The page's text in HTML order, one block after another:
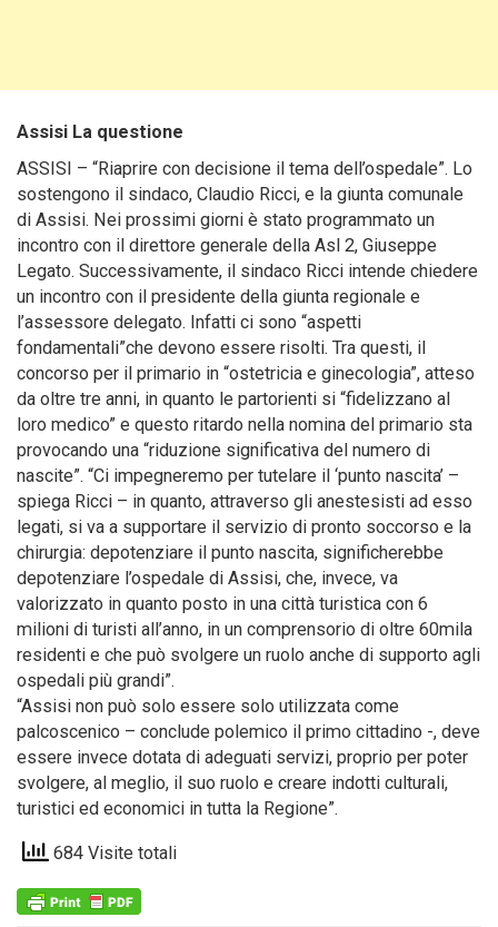
Assisi La questione
ASSISI – “Riaprire con decisione il tema dell’ospedale”. Lo
sostengono il sindaco, Claudio Ricci, e la giunta comunale
di Assisi. Nei prossimi giorni è stato programmato un
incontro con il direttore generale della Asl 2, Giuseppe
Legato. Successivamente, il sindaco Ricci intende chiedere
un incontro con il presidente della giunta regionale e
l’assessore delegato. Infatti ci sono “aspetti
fondamentali”che devono essere risolti. Tra questi, il
concorso per il primario in “ostetricia e ginecologia”, atteso
da oltre tre anni, in quanto le partorienti si “fidelizzano al
loro medico” e questo ritardo nella nomina del primario sta
provocando una “riduzione significativa del numero di
nascite”. “Ci impegneremo per tutelare il ‘punto nascita’ –
spiega Ricci – in quanto, attraverso gli anestesisti ad esso
legati, si va a supportare il servizio di pronto soccorso e la
chirurgia: depotenziare il punto nascita, significherebbe
depotenziare l’ospedale di Assisi, che, invece, va
valorizzato in quanto posto in una città turistica con 6
milioni di turisti all’anno, in un comprensorio di oltre 60mila
residenti e che può svolgere un ruolo anche di supporto agli
ospedali più grandi”.
“Assisi non può solo essere solo utilizzata come
palcoscenico – conclude polemico il primo cittadino -, deve
essere invece dotata di adeguati servizi, proprio per poter
svolgere, al meglio, il suo ruolo e creare indotti culturali,
turistici ed economici in tutta la Regione”.
684 Visite totali